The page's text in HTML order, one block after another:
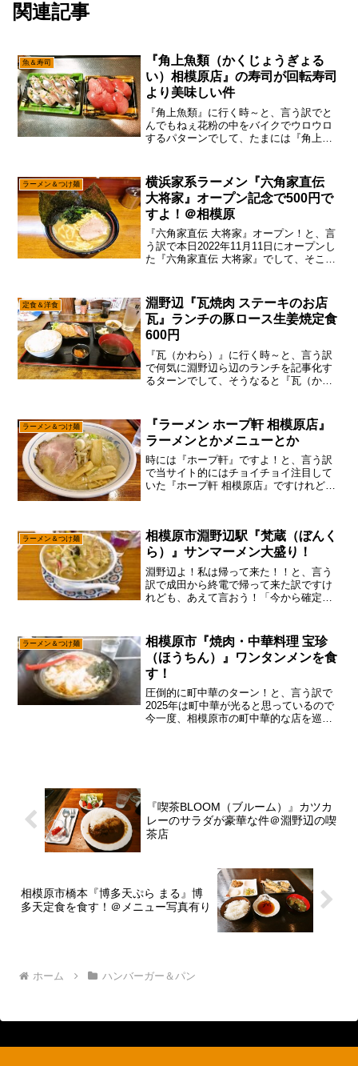
関連記事
魚＆寿司
『角上魚類（かくじょうぎょる
い）相模原店』の寿司が回転寿司
より美味しい件
『角上魚類』に行く時～と、言う訳でと
んでもねぇ花粉の中をバイクでウロウロ
するパターンでして、たまには『角上魚
当初は偵察に行っていたのですが、その
頃はまだ古淵ら辺にも市場...
ラーメン＆つけ麺
横浜家系ラーメン『六角家直伝
大将家』オープン記念で500円で
すよ！＠相模原
『六角家直伝 大将家』オープン！と、言
う訳で本日2022年11月11日にオープンし
た『六角家直伝 大将家』でして、そこは
書いておきますと、場所的には前に『顔
晴レルー家』...
定食＆洋食
淵野辺『瓦焼肉 ステーキのお店
瓦』ランチの豚ロース生姜焼定食
600円
『瓦（かわら）』に行く時～と、言う訳
で何気に淵野辺ら辺のランチを記事化す
るターンでして、そうなると『瓦（かわ
安くて美味しい店を探すならば、大学が
密集している駅がベストで...
ラーメン＆つけ麺
『ラーメン ホープ軒 相模原店』
ラーメンとかメニューとか
時には『ホープ軒』ですよ！と、言う訳
で当サイト的にはチョイチョイ注目して
いた『ホープ軒 相模原店』ですけれど
かしらをやるっぽい空気感...
ラーメン＆つけ麺
相模原市淵野辺駅『梵蔵（ぼんく
ら）』サンマーメン大盛り！
淵野辺よ！私は帰って来た！！と、言う
訳で成田から終電で帰って来た訳ですけ
れども、あえて言おう！「今から確定申
じ感じですんで、明日からの俺が3月17日
までメチャメチャ頑張...
ラーメン＆つけ麺
相模原市『焼肉・中華料理 宝珍
（ほうちん）』ワンタンメンを食
す！
圧倒的に町中華のターン！と、言う訳で
2025年は町中華が光ると思っているので
今一度、相模原市の町中華的な店を巡ろ
『喫茶BLOOM（ブルーム）』カツカ
レーのサラダが豪華な件＠淵野辺の喫
茶店
相模原市橋本『博多天ぷら まる』博
多天定食を食す！＠メニュー写真有り
ホーム ハンバーガー＆パン